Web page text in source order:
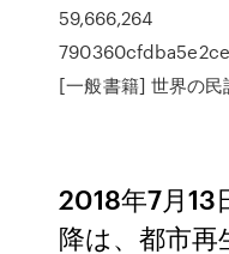
59,666,264
[一般書籍] 世界の
2018年7月13
降は、都市